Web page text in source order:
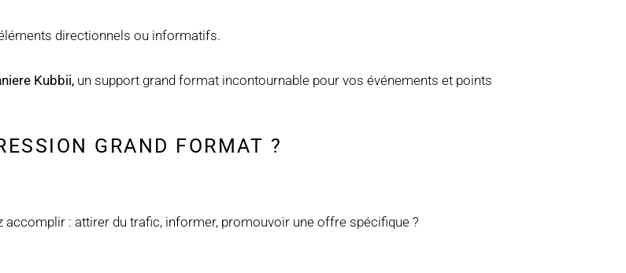
directionnels ou informatifs.
Kubbii, un support grand format incontournable pour vos événements et points
GRAND FORMAT ?
: attirer du trafic, informer, promouvoir une offre spécifique ?